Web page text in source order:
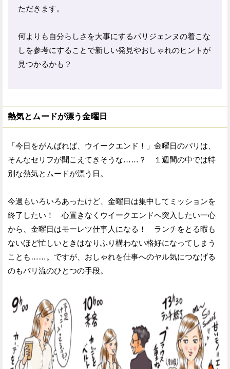
ただきます。
何よりも自分らしさを大事にするパリジェンヌの着こな
しを参考にすることで新しい発見やおしゃれのヒントが
見つかるかも？
熱気とムードが漂う金曜日
「今日をがんばれば、ウイークエンド！」金曜日のパリは、
そんなセリフが聞こえてきそうな……？ １週間の中では特
別な熱気とムードが漂う日。
今週もいろいろあったけど、金曜日は集中してミッションを
終了したい！ 心置きなくウイークエンドへ突入したい一心
から、金曜日はモーレツ仕事人になる！ ランチをとる暇も
ないほど忙しいときはなりふり構わない格好になってしまう
ことも……。ですが、おしゃれを仕事へのヤル気につなげる
のもパリ流のひとつの手段。